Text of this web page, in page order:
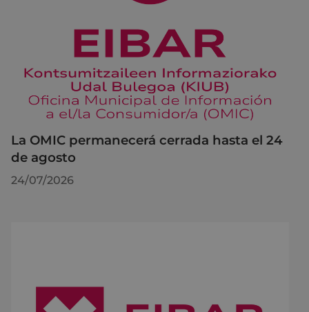
La OMIC permanecerá cerrada hasta el 24
de agosto
24/07/2026